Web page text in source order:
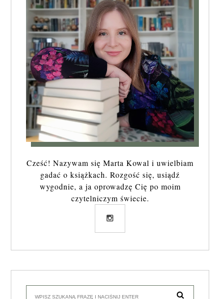
Cześć! Nazywam się Marta Kowal i uwielbiam
gadać o książkach. Rozgość się, usiądź
wygodnie, a ja oprowadzę Cię po moim
czytelniczym świecie.